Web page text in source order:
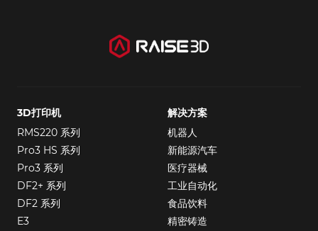
3D打印机
RMS220 系列
Pro3 HS 系列
Pro3 系列
DF2+ 系列
DF2 系列
E3
解决方案
机器人
新能源汽车
医疗器械
工业自动化
食品饮料
精密铸造